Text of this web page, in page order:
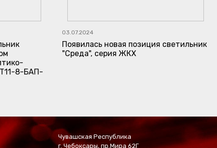
8-БАП-
03.07.2024
Появилась новая позиция светильник
"Среда", серия ЖКХ
Чувашская Республика
г. Чебоксары, пр.Мира 62Г